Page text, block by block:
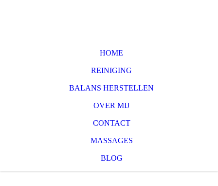
HOME
REINIGING
BALANS HERSTELLEN
OVER MIJ
CONTACT
MASSAGES
BLOG